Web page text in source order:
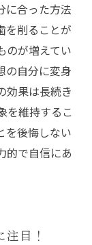
に合った方法
を削ることが
のが増えてい
の自分に変身
効果は長続き
を維持するこ
を後悔しない
的で自信にあ
目！